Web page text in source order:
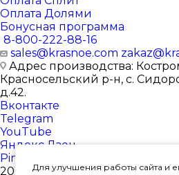
Оплата Долями
Бонусная программа
8-800-222-88-16
sales@krasnoe.com
Адрес производства:
Красносельский р-н, с.
д.42.
Вконтакте
Telegram
YouTube
Яндекс.Дзен
Pinterest
2026 © Интернет-магазин
Для улучшения работы сайта и